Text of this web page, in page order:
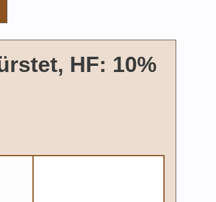
HF: 10%